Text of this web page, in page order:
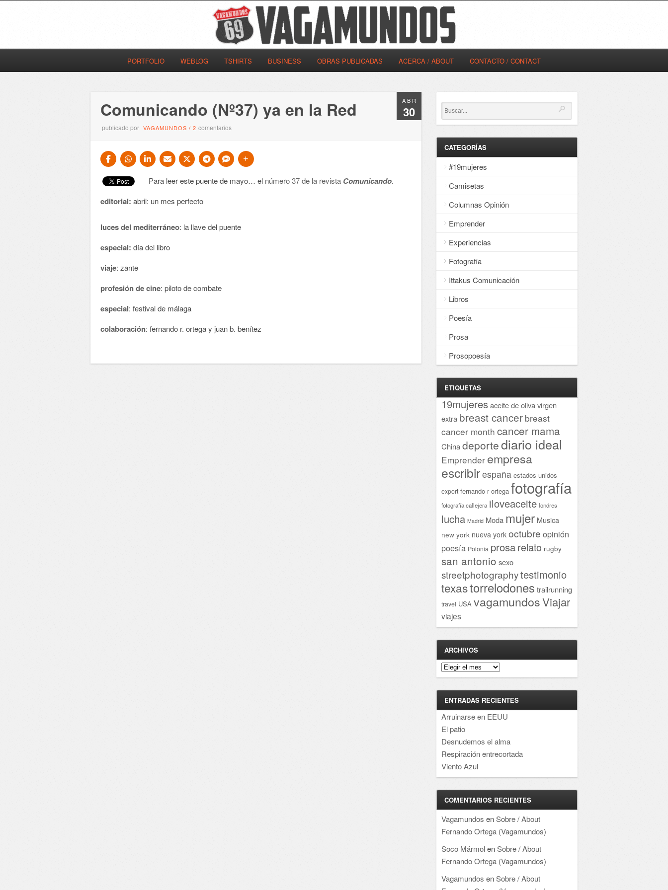
PORTFOLIO WEBLOG TSHIRTS BUSINESS OBRAS PUBLICADAS ACERCA / ABOUT CONTACTO / CONTACT
ABR
30
Comunicando (Nº37) ya en la Red
publicado por VAGAMUNDOS /2comentarios
Para leer este puente de mayo… el número 37 de la revista Comunicando.
editorial:abril: un mes perfecto
luces del mediterráneo: la llave del puente
especial: día del libro
viaje: zante
profesión de cine: piloto de combate
especial: festival de málaga
colaboración: fernando r. ortega y juan b. benítez
CATEGORÍAS
#19mujeres
Camisetas
Columnas Opinión
Emprender
Experiencias
Fotografía
Ittakus Comunicación
Libros
Poesía
Prosa
Prosopoesía
ETIQUETAS
19mujeresaceite de oliva virgen
extra breast cancer breast
cancer month cancer mama
Chinadeportediario ideal
Emprender empresa
escribirespaña estados unidos
export fernando r ortega fotografía
fotografía callejera iloveaceite londres
lucha Madrid Moda mujer Musica
new york nueva york octubre opinión
poesía Polonia prosarelato rugby
san antonio sexo
streetphotographytestimonio
texastorrelodones trailrunning
travel USA vagamundosViajar
viajes
ARCHIVOS
Archivos
ENTRADAS RECIENTES
Arruinarse en EEUU
El patio
Desnudemos el alma
Respiración entrecortada
Viento Azul
COMENTARIOS RECIENTES
Vagamundos enSobre / About
Fernando Ortega (Vagamundos)
Soco MármolenSobre / About
Fernando Ortega (Vagamundos)
Vagamundos enSobre / About